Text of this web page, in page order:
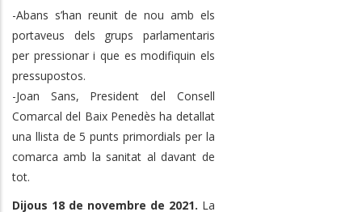
-Abans s’han reunit de nou amb els
portaveus dels grups parlamentaris
per pressionar i que es modifiquin els
pressupostos.
-Joan Sans, President del Consell
Comarcal del Baix Penedès ha detallat
una llista de 5 punts primordials per la
comarca amb la sanitat al davant de
tot.
Dijous 18 de novembre de 2021. La